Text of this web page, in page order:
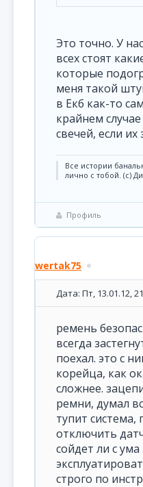
Это точно. У
всех стоят
которые
меня такой
в Екб как-то
крайнем
свечей, если их
Все истории
лично с тобой. (с)
Профиль
wertak75
Дата: Пт, 13.01.12,
ремень
всегда
поехал. это с
корейца, как
сложнее.
ремни, думал
тупит система,
отключить
сойдет ли с
строго по